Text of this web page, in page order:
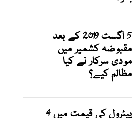
5 اگست 2019 کے بعد
مقبوضہ کشمیر میں
مودی سرکار نے کیا
مظالم کیے؟
پیٹرول کی قیمت میں 4